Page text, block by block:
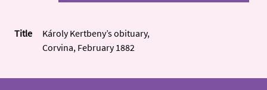
Title
Károly Kertbeny’s obituary,
Corvina, February 1882